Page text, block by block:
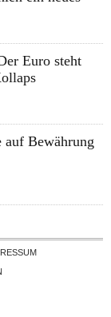
Euro steht
auf Bewährung